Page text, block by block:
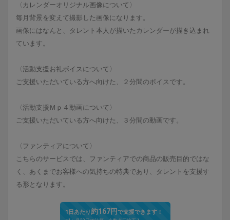
〈カレンダーオリジナル画像について〉
毎月背景を変えて撮影した画像になります。
画像にはなんと、タレント本人が描いたカレンダーが描き込まれ
ています。
〈活動支援お礼ボイスについて〉
ご支援いただいている方へ向けた、２分間のボイスです。
〈活動支援Ｍｐ４動画について〉
ご支援いただいている方へ向けた、３分間の動画です。
〈ファンティアについて〉
こちらのサービスでは、ファンティアでの商品の販売目的ではな
く、あくまでお客様への気持ちの特典であり、タレントを支援す
る形となります。
1日あたり約167円で支援できます！